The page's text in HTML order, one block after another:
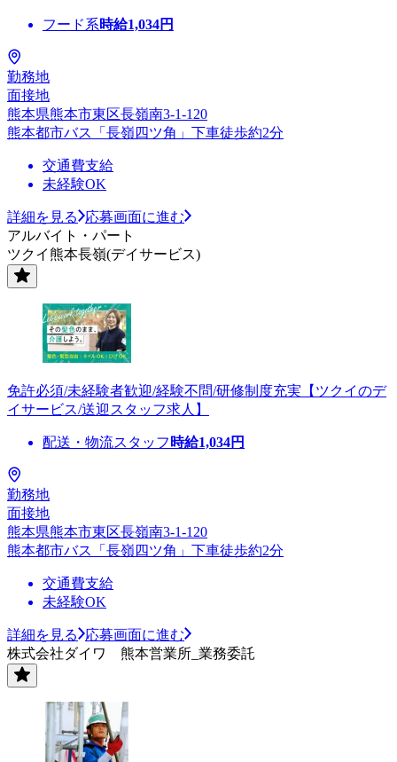
フード系時給1,034円
勤務地
面接地
熊本県熊本市東区長嶺南3-1-120
熊本都市バス「長嶺四ツ角」下車徒歩約2分
交通費支給
未経験OK
詳細を見る
応募画面に進む
アルバイト・パート
ツクイ熊本長嶺(デイサービス)
免許必須/未経験者歓迎/経験不問/研修制度充実【ツクイのデ
イサービス/送迎スタッフ求人】
配送・物流スタッフ 時給1,034円
勤務地
面接地
熊本県熊本市東区長嶺南3-1-120
熊本都市バス「長嶺四ツ角」下車徒歩約2分
交通費支給
未経験OK
詳細を見る
応募画面に進む
株式会社ダイワ 熊本営業所_業務委託